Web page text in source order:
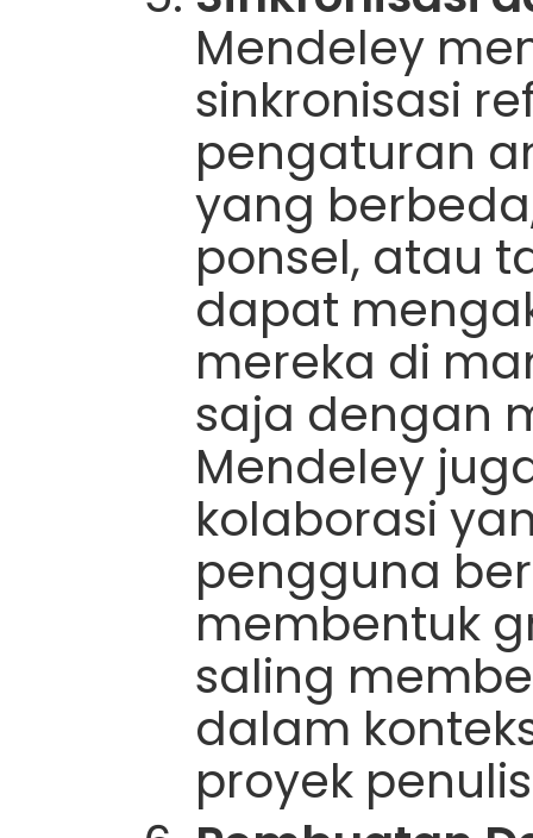
Mendeley
sinkronisasi
pengaturan
yang
ponsel, atau
dapat
mereka di
saja dengan
Mendeley
kolaborasi
pengguna
membentuk
saling
dalam
proyek